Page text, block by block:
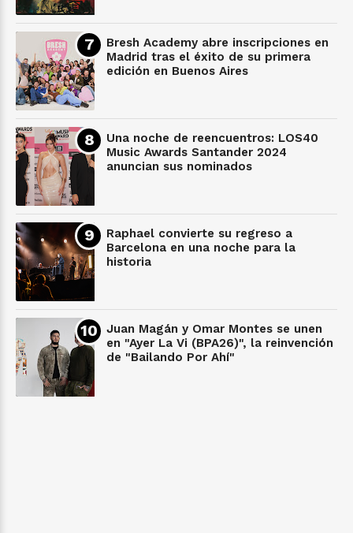
Bresh Academy abre inscripciones en
Madrid tras el éxito de su primera
edición en Buenos Aires
Una noche de reencuentros: LOS40
Music Awards Santander 2024
anuncian sus nominados
Raphael convierte su regreso a
Barcelona en una noche para la
historia
Juan Magán y Omar Montes se unen
en "Ayer La Vi (BPA26)", la reinvención
de "Bailando Por Ahí"